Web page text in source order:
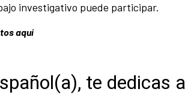
investigativo puede participar.
aquí